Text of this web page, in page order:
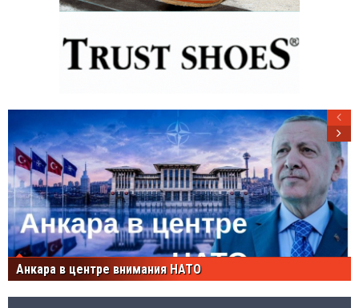
Анкара в центре внимания НАТО